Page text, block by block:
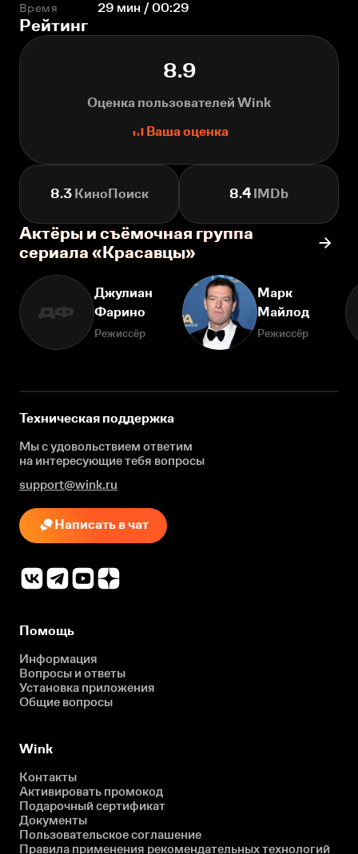
Время 29 мин / 00:29
Рейтинг
8.9
Оценка пользователей Wink
Ваша оценка
8.3КиноПоиск 8.4 IMDb
Актёры и съёмочная группа
сериала «Красавцы»
ДФ
Джулиан
Фарино
Режиссёр
Марк
Майлод
Режиссёр
Техническая поддержка
Мы с удовольствием ответим
на интересующиетебя вопросы
support@wink.ru
Написать в чат
Помощь
Информация
Вопросы и ответы
Установка приложения
Общие вопросы
Wink
Контакты
Активировать промокод
Подарочный сертификат
Документы
Пользовательское соглашение
Правила применения рекомендательных технологий